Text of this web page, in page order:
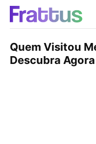
Quem Visitou
Descubra